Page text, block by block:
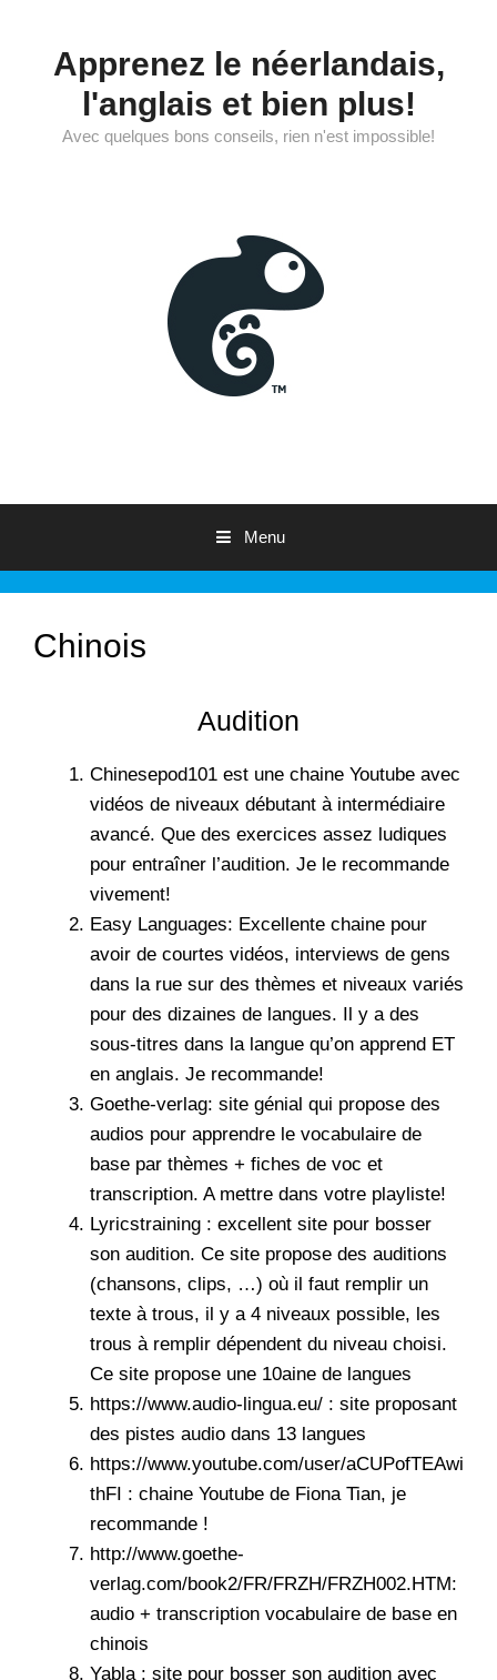
contenuApprenez le néerlandais,
l'anglais et bien plus!
Avec quelques bons conseils, rien n'est impossible!
Menu
Chinois
Audition
Chinesepod101 est une chaine Youtube avec
vidéos de niveaux débutant à intermédiaire
avancé. Que des exercices assez ludiques
pour entraîner l’audition. Je le recommande
vivement!
Easy Languages: Excellente chaine pour
avoir de courtes vidéos, interviews de gens
dans la rue sur des thèmes et niveaux variés
pour des dizaines de langues. Il y a des
sous-titres dans la langue qu’on apprend ET
en anglais. Je recommande!
Goethe-verlag: site génial qui propose des
audios pour apprendre le vocabulaire de
base par thèmes + fiches de voc et
transcription. A mettre dans votre playliste!
Lyricstraining : excellent site pour bosser
son audition. Ce site propose des auditions
(chansons, clips, …) où il faut remplir un
texte à trous, il y a 4 niveaux possible, les
trous à remplir dépendent du niveau choisi.
Ce site propose une 10aine de langues
https://www.audio-lingua.eu/ : site proposant
des pistes audio dans 13 langues
https://www.youtube.com/user/aCUPofTEAwi
thFI : chaine Youtube de Fiona Tian, je
recommande !
http://www.goethe-
verlag.com/book2/FR/FRZH/FRZH002.HTM:
audio + transcription vocabulaire de base en
chinois
Yabla: site pour bosser son audition avec